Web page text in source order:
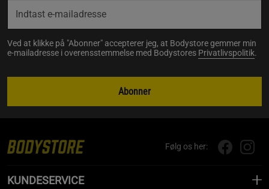
Ved at klikke på "Abonner" accepterer jeg, at Bodystore gemmer min
e-mailadresse i overensstemmelse med Bodystores Privatlivspolitik.
Abonner
Følg os her:
KUNDESERVICE